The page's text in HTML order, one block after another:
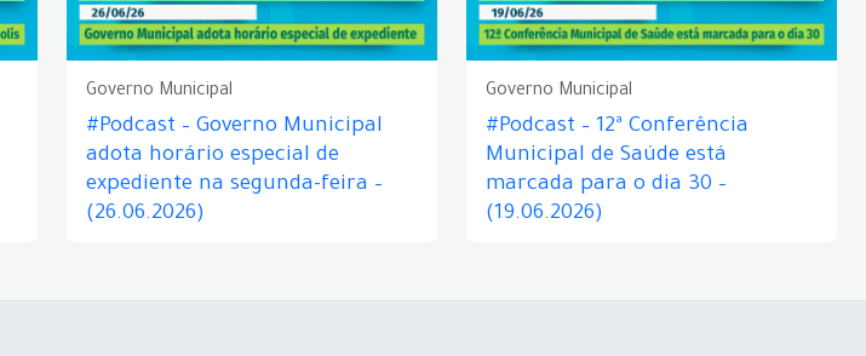
Governo Municipal
#Podcast – Governo Municipal
adota horário especial de
expediente na segunda-feira –
(26.06.2026)
Governo Municipal
#Podcast – 12ª Conferência
Municipal de Saúde está
marcada para o dia 30 –
(19.06.2026)